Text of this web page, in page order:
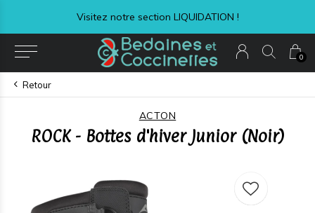
0
Livraison express à 8,99$ + taxes
Retour
ACTON
ROCK - Bottes d'hiver Junior (Noir)